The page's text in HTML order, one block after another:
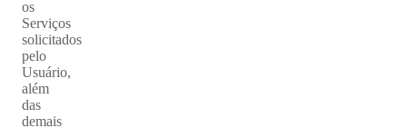
os
Serviços
solicitados
pelo
Usuário,
além
das
demais